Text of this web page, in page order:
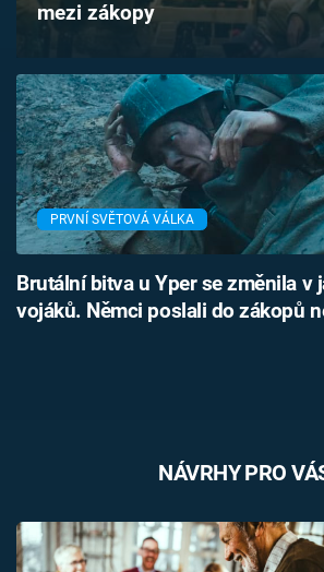
Sledujte nás
mezi zákopy
PRVNÍ SVĚTOVÁ VÁLKA
Brutální bitva u Yper se změnila v
vojáků. Němci poslali do zákopů
NÁVRHY PRO